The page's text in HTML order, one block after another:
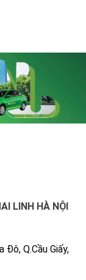
LINH HÀ NỘI
Đô, Q.Cầu Giấy,